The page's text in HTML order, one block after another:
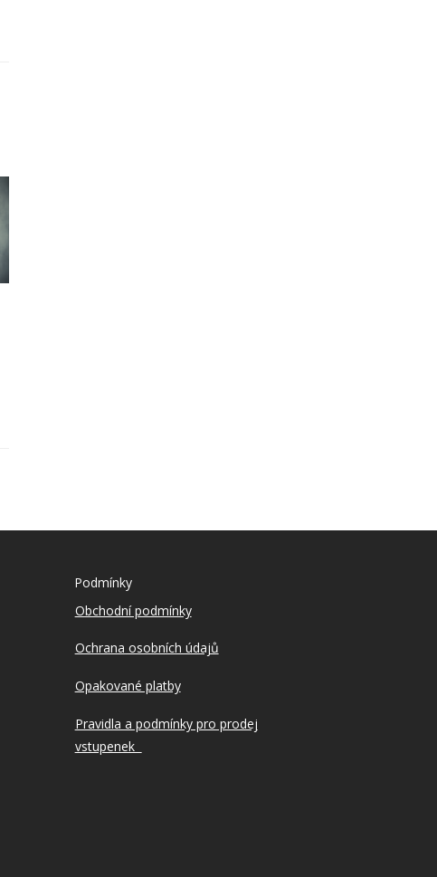
Podmínky
Obchodní podmínky
Ochrana osobních údajů
Opakované platby
Pravidla a podmínky pro prodej
vstupenek